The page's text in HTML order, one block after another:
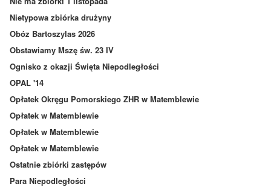
Nietypowa zbiórka drużyny
Obóz Bartoszylas 2026
Obstawiamy Mszę św. 23 IV
Ognisko z okazji Święta Niepodległości
OPAL '14
Opłatek Okręgu Pomorskiego ZHR w Matemblewie
Opłatek w Matemblewie
Opłatek w Matemblewie
Opłatek w Matemblewie
Ostatnie zbiórki zastępów
Para Niepodległości